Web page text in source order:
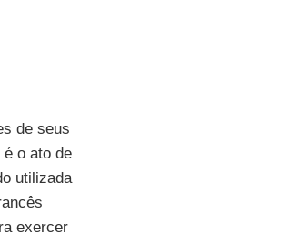
de seus
o ato de
utilizada
exercer